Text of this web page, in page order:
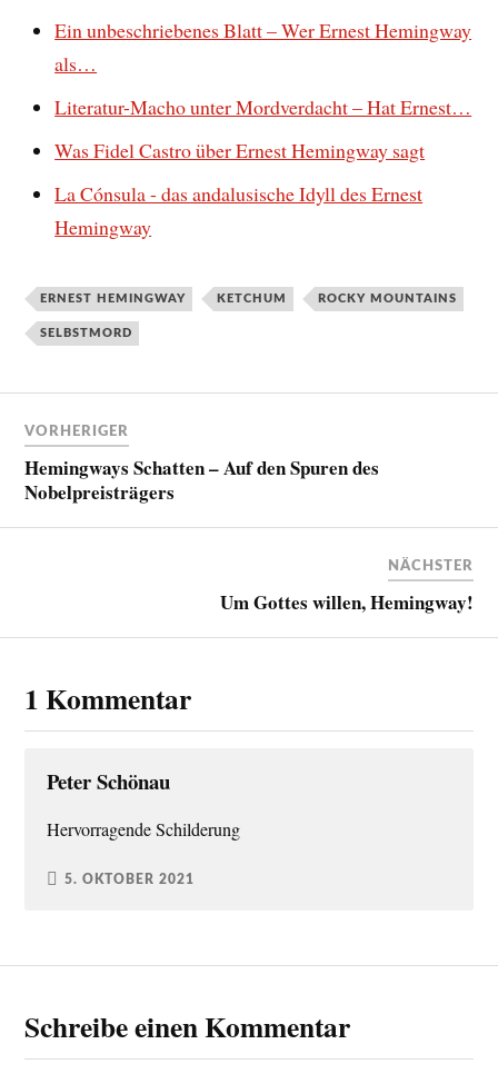
Ein unbeschriebenes Blatt – Wer Ernest Hemingway
als…
Literatur-Macho unter Mordverdacht – Hat Ernest…
Was Fidel Castro über Ernest Hemingway sagt
La Cónsula - das andalusische Idyll des Ernest
Hemingway
ERNEST HEMINGWAY KETCHUM ROCKY MOUNTAINS
SELBSTMORD
VORHERIGER
Hemingways Schatten – Auf den Spuren des
Nobelpreisträgers
NÄCHSTER
Um Gottes willen, Hemingway!
1 Kommentar
Peter Schönau
Hervorragende Schilderung
5. OKTOBER 2021
Schreibe einen Kommentar